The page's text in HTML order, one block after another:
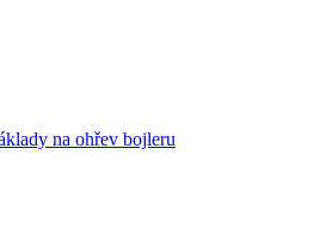
na ohřev bojleru